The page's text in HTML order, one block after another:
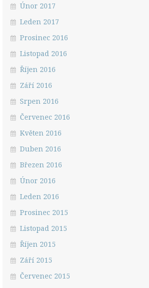
Únor 2017
Leden 2017
Prosinec 2016
Listopad 2016
Říjen 2016
Září 2016
Srpen 2016
Červenec 2016
Květen 2016
Duben 2016
Březen 2016
Únor 2016
Leden 2016
Prosinec 2015
Listopad 2015
Říjen 2015
Září 2015
Červenec 2015